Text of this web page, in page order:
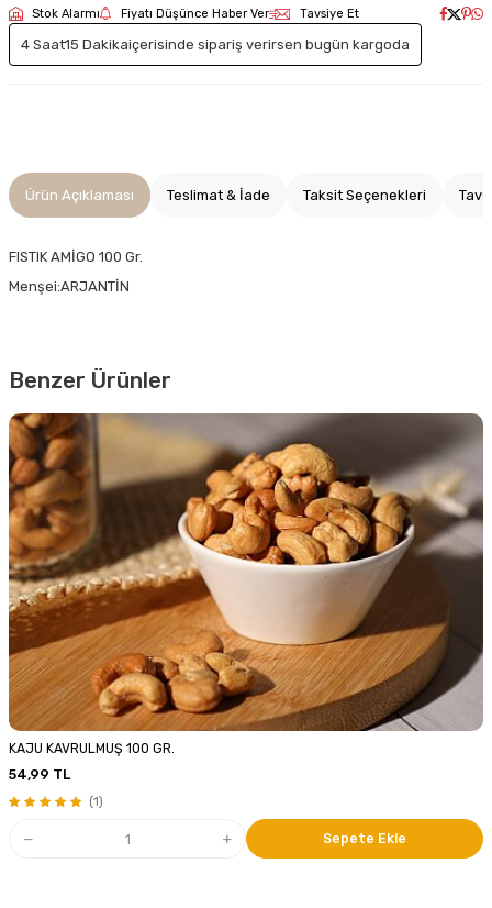
Stok Alarmı Fiyatı Düşünce Haber Ver Tavsiye Et
4 Saat15 Dakikaiçerisinde sipariş verirsen bugün kargoda
Ürün Açıklaması Teslimat & İade Taksit Seçenekleri
FISTIK AMİGO 100 Gr.
Menşei:ARJANTİN
Benzer Ürünler
KAJU KAVRULMUŞ 100 GR.
54,99 TL
(1)
Sepete Ekle